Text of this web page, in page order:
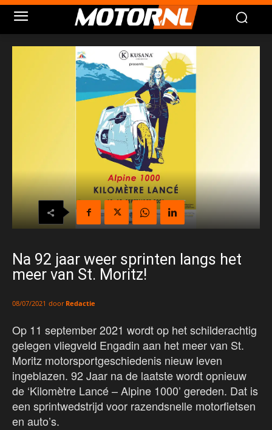
Na 92 jaar weer sprinten langs het
meer van St. Moritz!
08/07/2021 door Redactie
Op 11 september 2021 wordt op het schilderachtig
gelegen vliegveld Engadin aan het meer van St.
Moritz motorsportgeschiedenis nieuw leven
ingeblazen. 92 Jaar na de laatste wordt opnieuw
de ‘Kilomètre Lancé – Alpine 1000’ gereden. Dat is
een sprintwedstrijd voor razendsnelle motorfietsen
en auto’s.